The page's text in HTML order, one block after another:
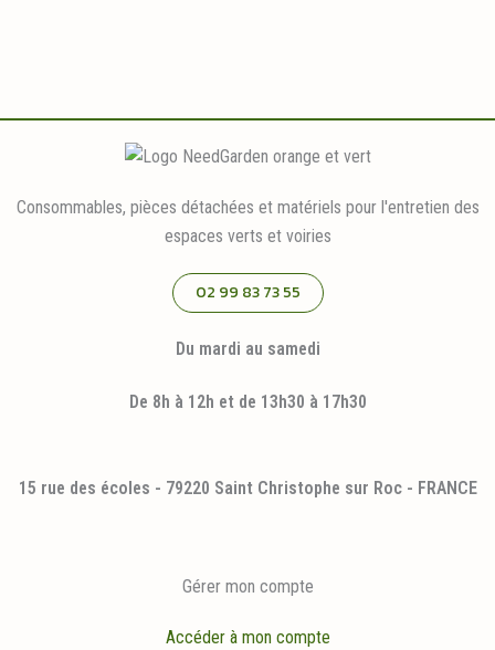
Consommables, pièces détachées et matériels pour l'entretien des
espaces verts et voiries
02 99 83 73 55
Du mardi au samedi
De 8h à 12h et de 13h30 à 17h30
15 rue des écoles - 79220 Saint Christophe sur Roc - FRANCE
Gérer mon compte
Accéder à mon compte